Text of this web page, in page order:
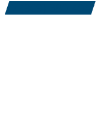
+7 (909) 380-4040